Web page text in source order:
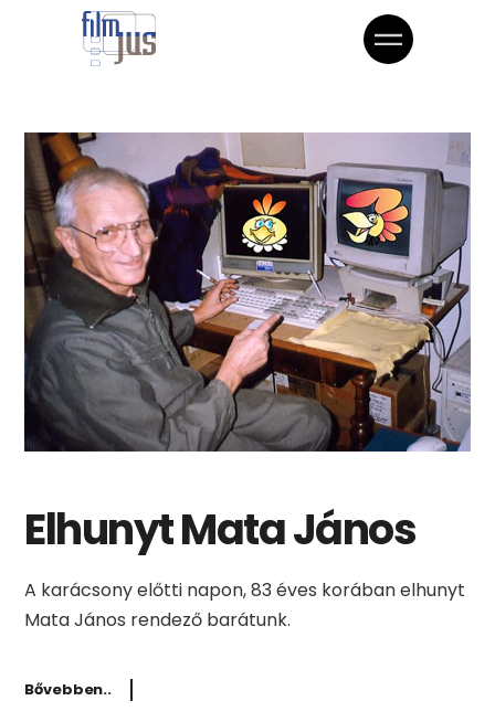
Elhunyt Mata János
A karácsony előtti napon, 83 éves korában elhunyt
Mata János rendező barátunk.
Bővebben..